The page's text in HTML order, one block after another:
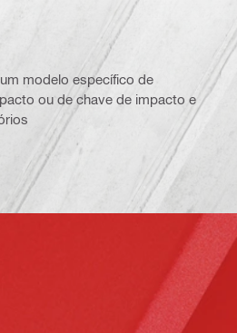
modelo específico de
ou de chave de impacto e